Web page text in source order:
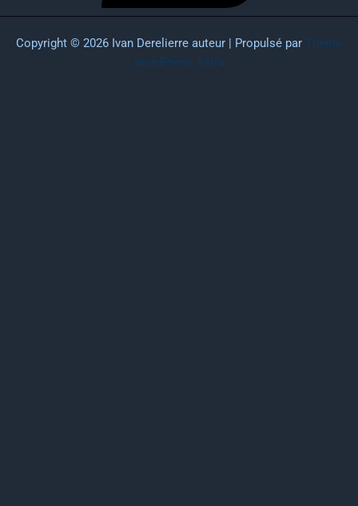
Copyright © 2026 Ivan Derelierre auteur | Propulsé par Thème
WordPress Astra